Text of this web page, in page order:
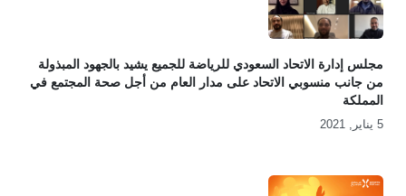
مجلس إدارة الاتحاد السعودي للرياضة للجميع يشيد بالجهود المبذولة
من جانب منسوبي الاتحاد على مدار العام من أجل صحة المجتمع في
المملكة
5 يناير, 2021